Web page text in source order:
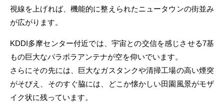
視線を上げれば、機能的に整えられたニュータウンの街並み
が広がります。
KDDI多摩センター付近では、宇宙との交信を感じさせる7基
もの巨大なパラボラアンテナが空を仰いでいます。
さらにその先には、巨大なガスタンクや清掃工場の高い煙突
がそびえ、そのすぐ脇には、どこか懐かしい田園風景がモザ
イク状に残っています。